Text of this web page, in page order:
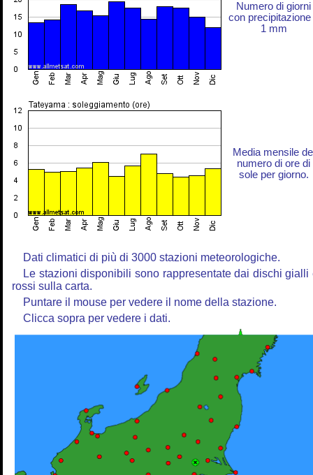
Numero di giorni
con precipitazione
1 mm
Media mensile
numero di ore di
sole per giorno.
Dati climatici di più di 3000 stazioni meteorologiche.
Le stazioni disponibili sono rappresentate dai dischi gialli
rossi sulla carta.
Puntare il mouse per vedere il nome della stazione.
Clicca sopra per vedere i dati.